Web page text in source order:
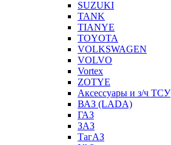
SUZUKI
TANK
TIANYE
TOYOTA
VOLKSWAGEN
VOLVO
Vortex
ZOTYE
Аксессуары и з/ч ТСУ
ВАЗ (LADA)
ГАЗ
ЗАЗ
ТагАЗ